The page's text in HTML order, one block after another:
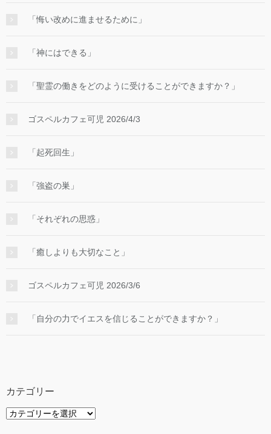
「悔い改めに進ませるために」
「神にはできる」
「聖霊の働きをどのように受けることができますか？」
ゴスペルカフェ可児 2026/4/3
「起死回生」
「強盗の巣」
「それぞれの思惑」
「癒しよりも大切なこと」
ゴスペルカフェ可児 2026/3/6
「自分の力でイエスを信じることができますか？」
カテゴリー
カ